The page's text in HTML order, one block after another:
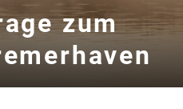
zum